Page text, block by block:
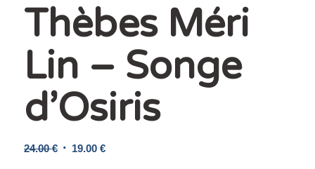
Thèbes Méri
Lin – Songe
d’Osiris
24.00€ Le 19.00 €Le